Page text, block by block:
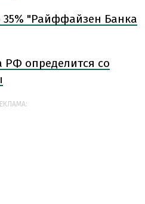
35% "Райффайзен Банка
РФ определится со